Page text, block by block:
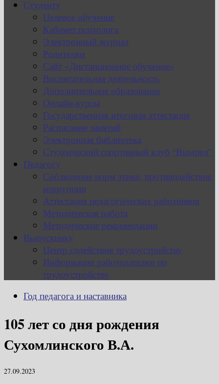
Студенту
Целевое обучение
Кабинет психолога
Электронный журнал
Родителям
Сайт «Дистанционное обучение»
Воспитательная деятельность
Дополнительное образование
Онлайн-курсы
Государственная итоговая аттестация
Расписание занятий
Электронная библиотека
Студенческий спортивный клуб “Вымпел”
Педагогу
Соблюдение норм этики, противодействие
коррупции
Аттестация педагогических работников
Методическая работа
Методические рекомендации
Выпускнику
Центр содействия трудоустройству
Информация работодателям по
трудоустройству
Год педагога и наставника
105 лет со дня рождения
Сухомлинского В.А.
27.09.2023